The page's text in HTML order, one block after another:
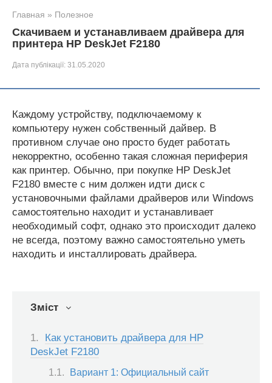
Главная » Полезное
Скачиваем и устанавливаем драйвера для
принтера HP DeskJet F2180
Дата публікації: 31.05.2020
Каждому устройству, подключаемому к
компьютеру нужен собственный дайвер. В
противном случае оно просто будет работать
некорректно, особенно такая сложная периферия
как принтер. Обычно, при покупке HP DeskJet
F2180 вместе с ним должен идти диск с
установочными файлами драйверов или Windows
самостоятельно находит и устанавливает
необходимый софт, однако это происходит далеко
не всегда, поэтому важно самостоятельно уметь
находить и инсталлировать драйвера.
Зміст
Как установить драйвера для HP
DeskJet F2180
Вариант 1: Официальный сайт